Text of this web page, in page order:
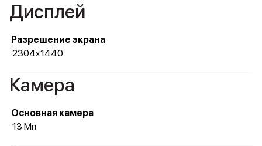
Дисплей
Разрешение экрана
2304x1440
Камера
Основная камера
13 Мп